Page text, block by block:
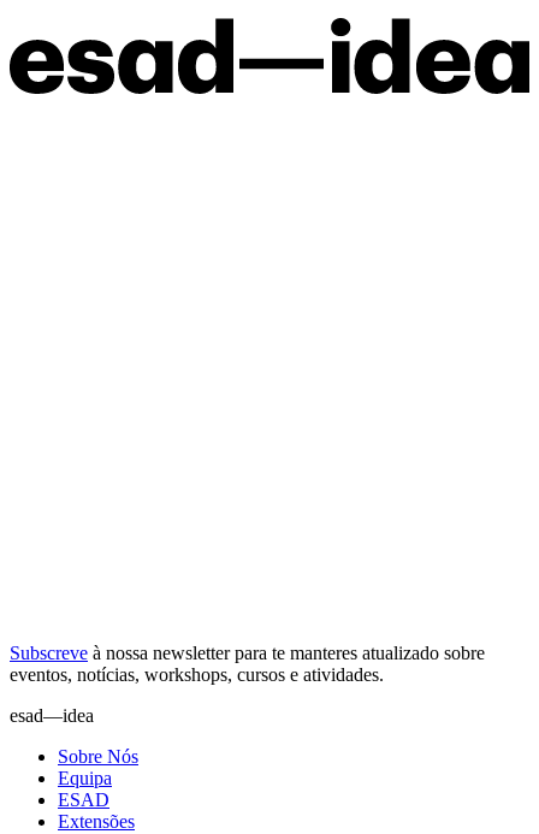
Subscreve à nossa newsletterpara te manteres atualizado sobre
eventos, notícias, workshops, cursos e atividades.
esad—idea
Sobre Nós
Equipa
ESAD
Extensões